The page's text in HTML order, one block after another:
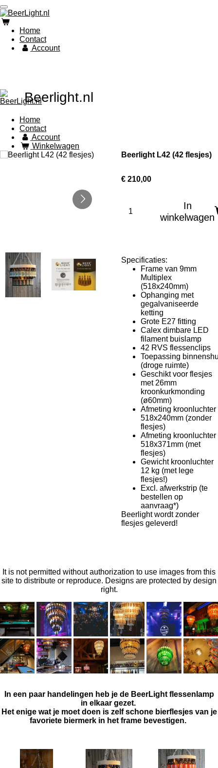
Ga
direct
naar
de
hoofdinhoud
Home
Contact
Account
Beerlight.nl
Home
Contact
Account
Winkelwagen
Beerlight L42 (42 flesjes)
€ 210,00
In
winkelwagen
Specificaties:
Frame van 9mm
Multiplex
(518x240mm)
Ophanging met
gegalvaniseerde
ketting
Grote E27 fitting
Calex dimbare LED
filament buislamp
42 RVS flessenclips
Toepassing
(droge ruimte)
Geschikt voor flesjes
met 26mm
kroonkurkmonding
(ø60mm)
Afmeting kroonluchter
518x240mm (zonder
flesjes)
Afmeting kroonluchter
518x371mm (met
flesjes)
Gewicht kroonluchter
12 kg (met lege
flesjes!)
Excl. afwerkstrip (te
bestellen op
aanvraag*)
Beerlight wordt zonder
flesjes geleverd!
It is not permitted without authorization to use images from this
site to distribute or reproduce. Designs are protected by design
right.
In een paar handelingen heb je de BeerLight flessenlamp
in elkaar gezet.
Het enige wat je moet doen is zelf schone bierflesjes van je
favoriete biermerk in het frame bevestigen.